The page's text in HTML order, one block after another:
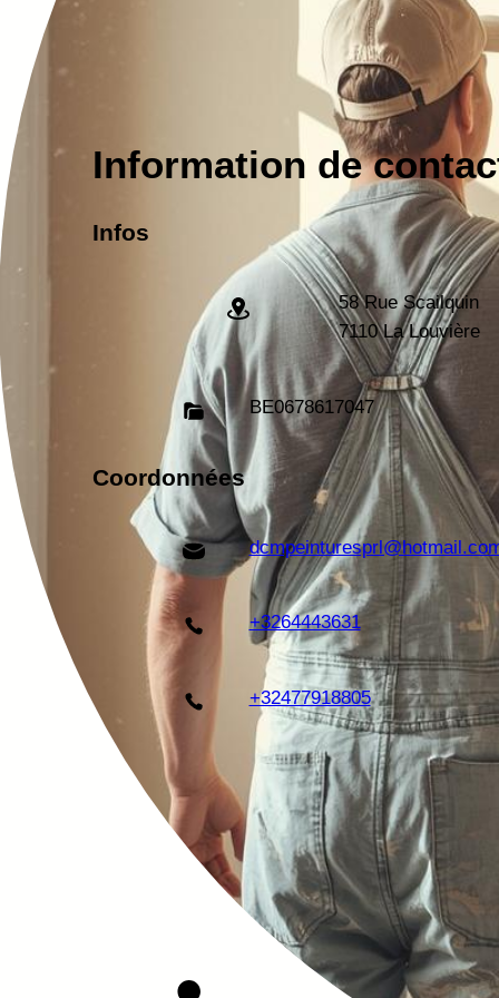
Information de
Infos
58 Rue Scailquin
7110 La Louvière
BE0678617047
Coordonnées
+3264443631
+32477918805